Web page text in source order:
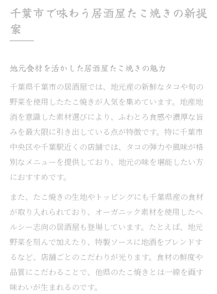
居酒屋選びで知っておきたいたこ焼きの特
たこ焼き居酒屋で味わうふわとろ食感のコ
ツ
居酒屋メニューで楽しむたこ焼きの多彩な
トッピング
地元の口コミで選ぶ美味しい居酒屋たこ焼
き
居酒屋で満足度を高めるたこ焼きの食べ方
ガイド
友人とシェアしたい居酒屋のたこ焼き特集
テイクアウト可能な千葉のたこ焼き事情
居酒屋おすすめのテイクアウトたこ焼き活
用法
千葉駅周辺で探すテイクアウト対応居酒屋
たこ焼き
千葉市で味わう居酒屋たこ焼きの新提
案
地元食材を活かした居酒屋たこ焼きの魅力
千葉県千葉市の居酒屋では、地元産の新鮮なタコや旬の
野菜を使用したたこ焼きが人気を集めています。地産地
消を意識した素材選びにより、ふわとろ食感や濃厚な旨
みを最大限に引き出している点が特徴です。特に千葉市
中央区や千葉駅近くの店舗では、タコの弾力や風味が格
別なメニューを提供しており、地元の味を堪能したい方
におすすめです。
また、たこ焼きの生地やトッピングにも千葉県産の食材
が取り入れられており、オーガニック素材を使用したヘ
ルシー志向の居酒屋も登場しています。たとえば、地元
野菜を刻んで加えたり、特製ソースに地酒をブレンドす
るなど、店舗ごとのこだわりが光ります。食材の鮮度や
品質にこだわることで、他県のたこ焼きとは一線を画す
味わいが生まれるのです。